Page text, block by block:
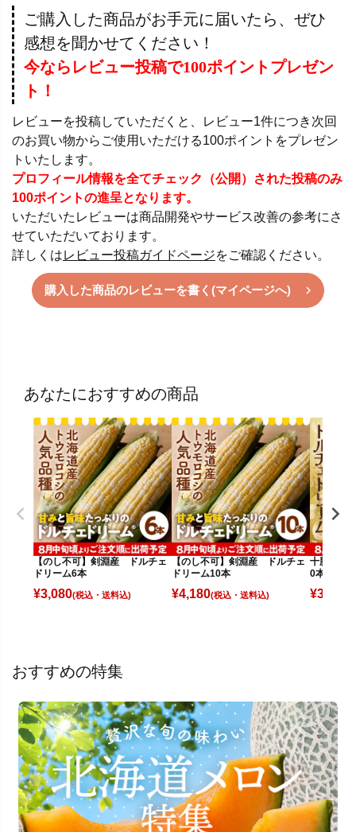
ご購入した商品がお手元に届いたら、ぜひ
感想を聞かせてください！
今ならレビュー投稿で100ポイントプレゼン
ト！
レビューを投稿していただくと、レビュー1件につき次回
のお買い物からご使用いただける100ポイントをプレゼン
トいたします。
プロフィール情報を全てチェック（公開）された投稿のみ
100ポイントの進呈となります。
いただいたレビューは商品開発やサービス改善の参考にさ
せていただいております。
詳しくはレビュー投稿ガイドページをご確認ください。
購入した商品のレビューを書く(マイページへ)
あなたにおすすめの商品
【のし不可】剣淵産 ドルチェ
ドリーム6本
¥3,080(税込)
【のし不可】剣淵産 ドルチェ
ドリーム10本
¥4,180(税込)
十勝幕別
0本(5kg)
¥3,580
おすすめの特集